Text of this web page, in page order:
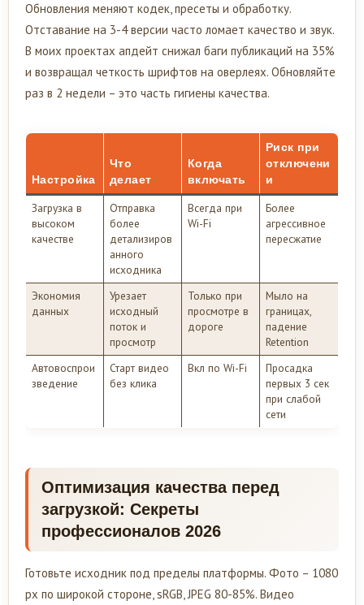
Обновления меняют кодек, пресеты и обработку.
Отставание на 3-4 версии часто ломает качество и звук.
В моих проектах апдейт снижал баги публикаций на 35%
и возвращал четкость шрифтов на оверлеях. Обновляйте
раз в 2 недели – это часть гигиены качества.
Настройка
Что
делает
Когда
включать
Риск при
отключени
и
Загрузка в
высоком
качестве
Отправка
более
детализиров
анного
исходника
Всегда при
Wi-Fi
Более
агрессивное
пересжатие
Экономия
данных
Урезает
исходный
поток и
просмотр
Только при
просмотре в
дороге
Мыло на
границах,
падение
Retention
Автовоспрои
зведение
Старт видео
без клика
Вкл по Wi-Fi
Просадка
первых 3 сек
при слабой
сети
Оптимизация качества перед
загрузкой: Секреты
профессионалов 2026
Готовьте исходник под пределы платформы. Фото – 1080
px по широкой стороне, sRGB, JPEG 80-85%. Видео